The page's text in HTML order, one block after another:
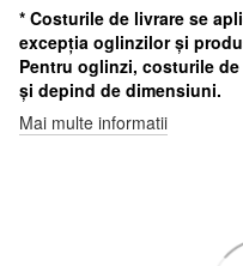
* Costurile de livrare se
excepția oglinzilor și
Pentru oglinzi, costurile
și depind de dimensiuni.
Mai multe informatii